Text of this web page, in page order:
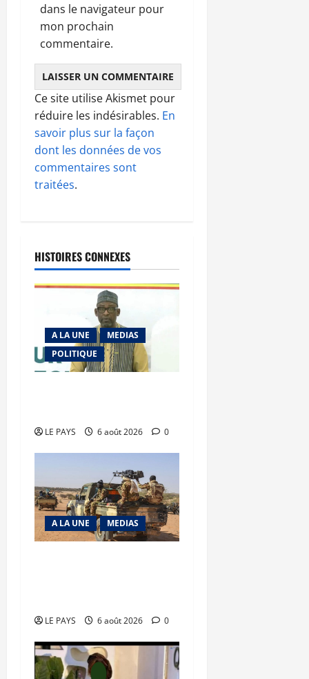
dans le navigateur pour
mon prochain
commentaire.
Ce site utilise Akismet pour
réduire les indésirables. En
savoir plus sur la façon
dont les données de vos
commentaires sont
traitées.
HISTOIRES CONNEXES
A LA UNE
MEDIAS
POLITIQUE
LE PAYS 6 août 2026 0
A LA UNE MEDIAS
LE PAYS 6 août 2026 0